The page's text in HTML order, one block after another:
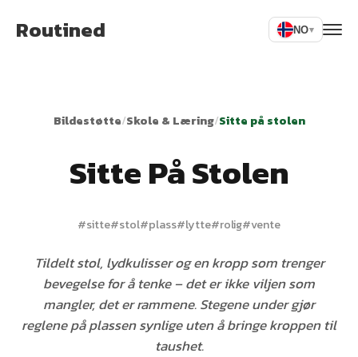
Routined NO▾
Bildestøtte/Skole & Læring/Sitte på stolen
Sitte På Stolen
#sitte#stol#plass#lytte#rolig#vente
Tildelt stol, lydkulisser og en kropp som trenger
bevegelse for å tenke – det er ikke viljen som
mangler, det er rammene. Stegene under gjør
reglene på plassen synlige uten å bringe kroppen til
taushet.